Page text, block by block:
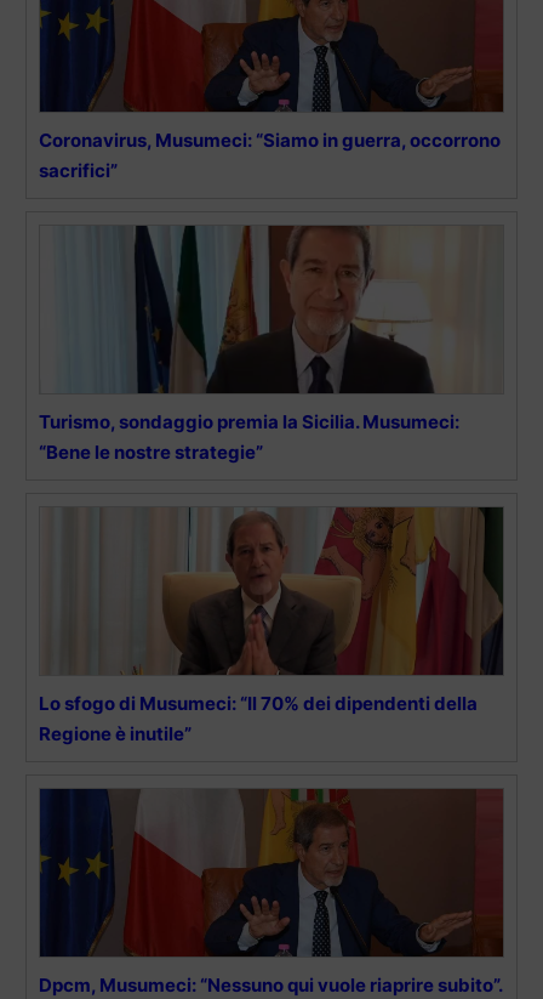
Coronavirus, Musumeci: “Siamo in guerra, occorrono
sacrifici”
Turismo, sondaggio premia la Sicilia. Musumeci:
“Bene le nostre strategie”
Lo sfogo di Musumeci: “Il 70% dei dipendenti della
Regione è inutile”
Dpcm, Musumeci: “Nessuno qui vuole riaprire subito”.